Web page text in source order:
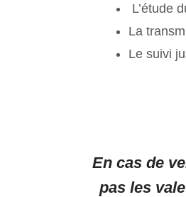
L’étude
La
Le suivi
En cas de
pas les